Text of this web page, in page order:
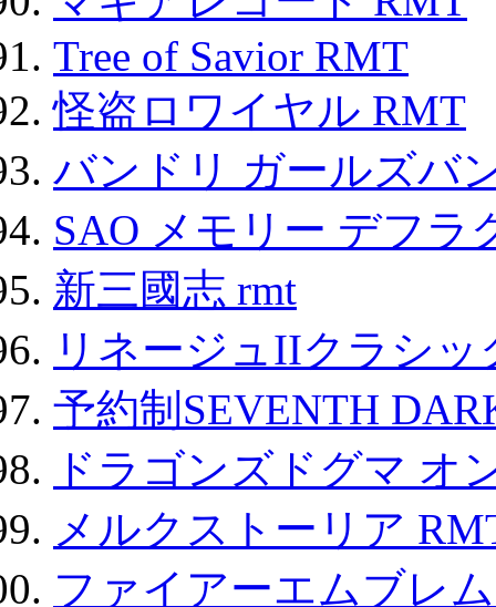
Tree of Savior RMT
怪盗ロワイヤル RMT
バンドリ ガールズバ
SAO メモリー デフラ
新三國志 rmt
リネージュIIクラシ
予約制SEVENTH
ドラゴンズドグマ オ
メルクストーリア
ファイアーエムブレ